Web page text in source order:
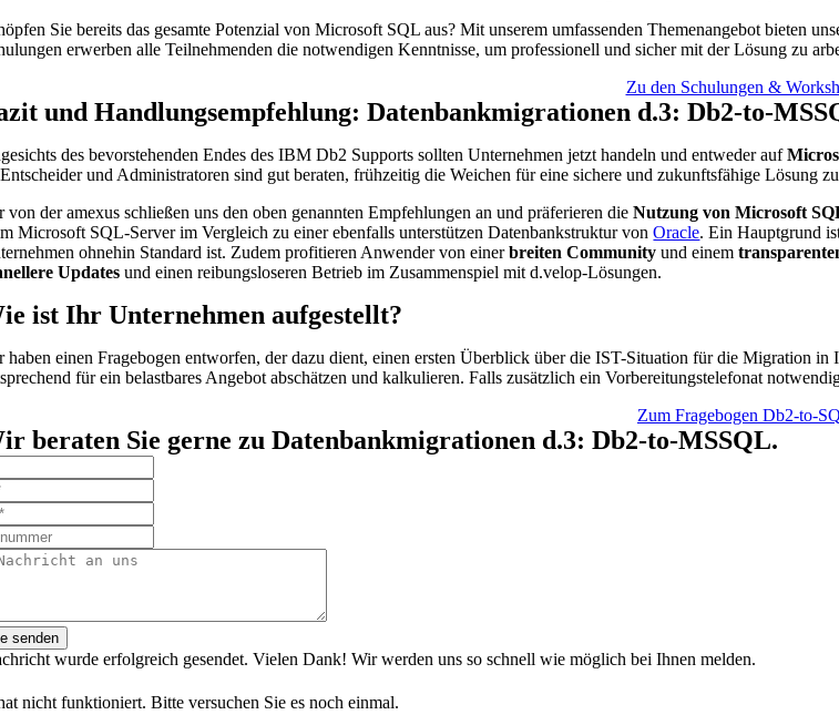
Sie bereits das gesamte Potenzial von Microsoft SQL aus? Mit unserem umfassenden Themenangebot bieten
erwerben alle Teilnehmenden die notwendigen Kenntnisse, um professionell und sicher mit der Lösung zu
Zu den Schulungen &
und Handlungsempfehlung: Datenbankmigrationen d.3: Db2-to-
des bevorstehenden Endes des IBM Db2 Supports sollten Unternehmen jetzt handeln und entweder auf
und Administratoren sind gut beraten, frühzeitig die Weichen für eine sichere und zukunftsfähige Lösung
von der amexus schließen uns den oben genannten Empfehlungen an und präferieren dieNutzung von Microsoft
Microsoft SQL-Server im Vergleich zu einer ebenfalls unterstützen Datenbankstruktur vonOracle. Ein Hauptgrund
ohnehin Standard ist. Zudem profitieren Anwender von einerbreiten Community und einem
Updates und einen reibungsloseren Betrieb im Zusammenspiel mit d.velop-Lösungen.
ist Ihr Unternehmen aufgestellt?
haben einen Fragebogen entworfen, der dazu dient, einen ersten Überblick über die IST-Situation für die Migration
für ein belastbares Angebot abschätzen und kalkulieren. Falls zusätzlich ein Vorbereitungstelefonat
Zum Fragebogen Db2-to-
beraten Sie gerne zu Datenbankmigrationen d.3: Db2-to-MSSQL.
senden
wurde erfolgreich gesendet. Vielen Dank! Wir werden uns so schnell wie möglich bei Ihnen melden.
nicht funktioniert. Bitte versuchen Sie es noch einmal.